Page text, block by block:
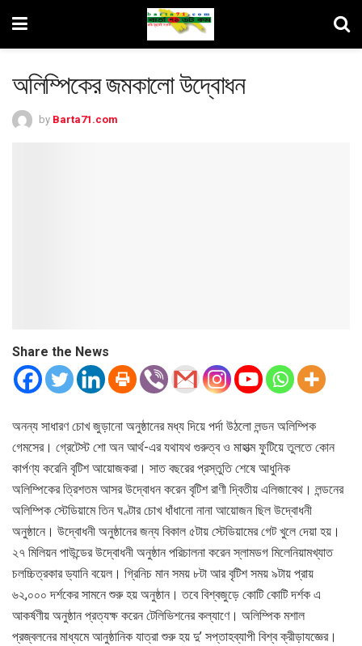
অলিম্পিকের জমকালো উদ্বোধন
by Barta71.com
Share the News
অনন্য সাধারণ চোখ জুড়ানো অনুষ্ঠানের মধ্য দিয়ে পর্দা উঠলো লন্ডন অলিম্পিক
গেমসের। গ্রেটেস্ট শো অন আর্থ-এর যথাযথ গুরুত্ব ও মাহাত্ম ফুটিয়ে তুলতে কোন
কার্পণ্য করেনি বৃটিশ আয়োজকরা। সাত বছরের প্রস্তুতি শেষে আধুনিক
অলিম্পিকের ত্রিশতম আসর উদ্বোধন করেন বৃটিশ রাণী দ্বিতীয় এলিজাবেথ। লন্ডনের
অলিম্পিক স্টেডিয়ামে তিন ঘণ্টার চোখ ধাঁধানো নানা আয়োজন ছিল উদ্বোধনী
অনুষ্ঠানে। উদ্বোধনী অনুষ্ঠানের জন্য বিকাল ৫টায় স্টেডিয়ামের গেট খুলে দেয়া হয়।
২৭ মিলিয়ন পাউন্ডের উদ্বোধনী অনুষ্ঠান পরিচালনা করেন স্লামডগ মিলেনিয়ামখ্যাত
চলচ্চিত্রকার ড্যানি বয়েল। গ্রিনিচ মান সময় ৮টা আর বৃটিশ সময় ৯টায় প্রায়
৬২,০০০ দর্শকের সামনে শুরু হয় অনুষ্ঠান। তবে বিশ্বজুড়ে কোটি কোটি দর্শক এ
আকর্ষণীয় অনুষ্ঠান প্রত্যক্ষ করেন টেলিভিশনের কল্যাণে। অলিম্পিক মশাল
প্রজ্বলনের মাধ্যমে আনুষ্ঠানিক যাত্রা শুরু হয় দু’ সপ্তাহব্যাপী বিশ্ব ক্রীড়াযজ্ঞের।